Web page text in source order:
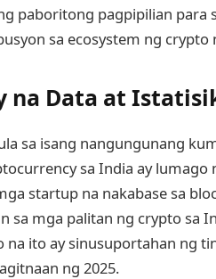
paboritong pagpipilian para
sa ecosystem ng crypto
na Data at
sa isang nangungunang
sa India ay lumago
startup na nakabase sa
sa mga palitan ng crypto sa
na ito ay sinusuportahan ng
ng 2025.